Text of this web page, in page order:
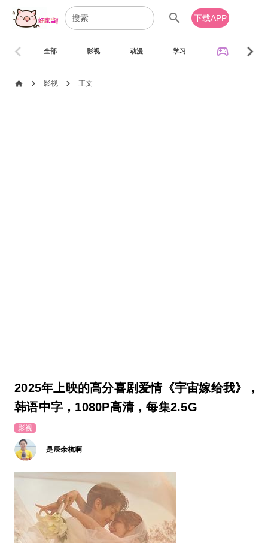
search 下载APP
全部 影视 动漫 学习 sports_esports
chevron_left chevron_right
home chevron_right 影视 chevron_right 正文
2025年上映的高分喜剧爱情《宇宙嫁给我》，
韩语中字，1080P高清，每集2.5G
影视
是辰余杭啊